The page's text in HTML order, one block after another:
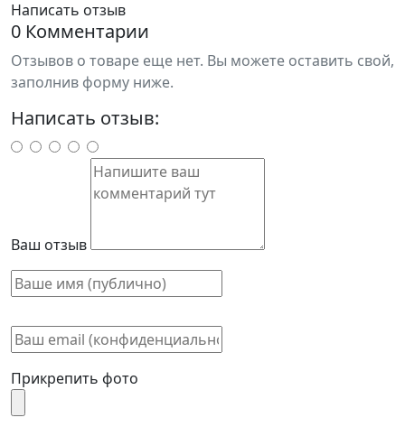
Написать отзыв
0 Комментарии
Отзывов о товаре еще нет. Вы можете оставить свой,
заполнив форму ниже.
Написать отзыв:
Ваш отзыв
Прикрепить фото